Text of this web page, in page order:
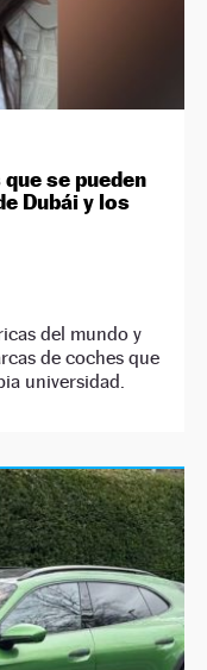
se pueden
Dubái y los
del mundo y
de coches que
universidad.